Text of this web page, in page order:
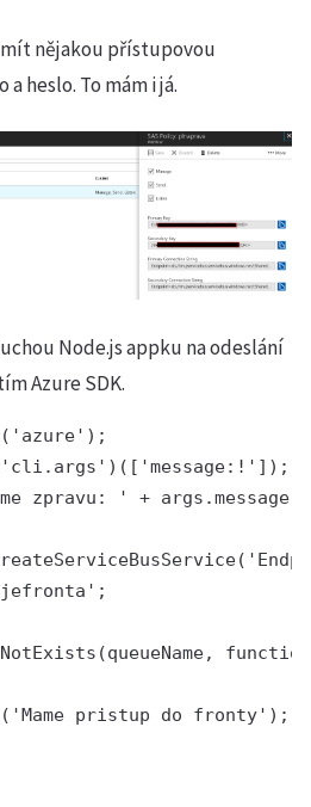
nějakou přístupovou
heslo. To mám i já.
Node.js appku na odeslání
Azure SDK.
zpravu: ' + args.message);
pristup do fronty');